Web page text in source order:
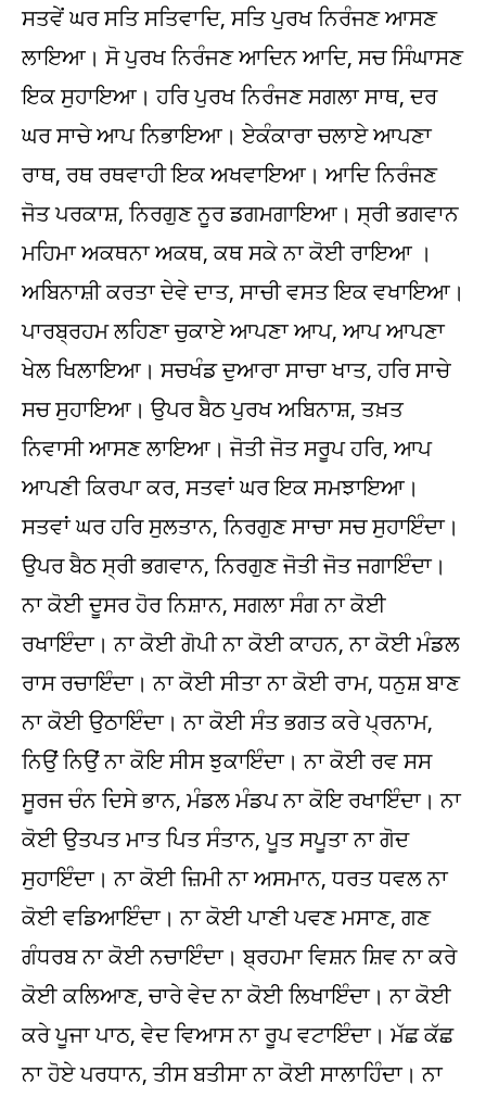
ਸਤਵੇਂ ਘਰ ਸਤਿ ਸਤਿਵਾਦਿ, ਸਤਿ ਪੁਰਖ ਨਿਰੰਜਣ ਆਸਣ
ਲਾਇਆ। ਸੋ ਪੁਰਖ ਨਿਰੰਜਣ ਆਦਿਨ ਆਦਿ, ਸਚ ਸਿੰਘਾਸਣ
ਇਕ ਸੁਹਾਇਆ। ਹਰਿ ਪੁਰਖ ਨਿਰੰਜਣ ਸਗਲਾ ਸਾਥ, ਦਰ
ਘਰ ਸਾਚੇ ਆਪ ਨਿਭਾਇਆ। ਏਕੰਕਾਰਾ ਚਲਾਏ ਆਪਣਾ
ਰਾਥ, ਰਥ ਰਥਵਾਹੀ ਇਕ ਅਖਵਾਇਆ। ਆਦਿ ਨਿਰੰਜਣ
ਜੋਤ ਪਰਕਾਸ਼, ਨਿਰਗੁਣ ਨੂਰ ਡਗਮਗਾਇਆ। ਸ੍ਰੀ ਭਗਵਾਨ
ਮਹਿਮਾ ਅਕਥਨਾ ਅਕਥ, ਕਥ ਸਕੇ ਨਾ ਕੋਈ ਰਾਇਆ ।
ਅਬਿਨਾਸ਼ੀ ਕਰਤਾ ਦੇਵੇ ਦਾਤ, ਸਾਚੀ ਵਸਤ ਇਕ ਵਖਾਇਆ।
ਪਾਰਬ੍ਰਹਮ ਲਹਿਣਾ ਚੁਕਾਏ ਆਪਣਾ ਆਪ, ਆਪ ਆਪਣਾ
ਖੇਲ ਖਿਲਾਇਆ। ਸਚਖੰਡ ਦੁਆਰਾ ਸਾਚਾ ਖਾਤ, ਹਰਿ ਸਾਚੇ
ਸਚ ਸੁਹਾਇਆ। ਉਪਰ ਬੈਠ ਪੁਰਖ ਅਬਿਨਾਸ਼, ਤਖ਼ਤ
ਨਿਵਾਸੀ ਆਸਣ ਲਾਇਆ। ਜੋਤੀ ਜੋਤ ਸਰੂਪ ਹਰਿ, ਆਪ
ਆਪਣੀ ਕਿਰਪਾ ਕਰ, ਸਤਵਾਂ ਘਰ ਇਕ ਸਮਝਾਇਆ।
ਸਤਵਾਂ ਘਰ ਹਰਿ ਸੁਲਤਾਨ, ਨਿਰਗੁਣ ਸਾਚਾ ਸਚ ਸੁਹਾਇੰਦਾ।
ਉਪਰ ਬੈਠ ਸ੍ਰੀ ਭਗਵਾਨ, ਨਿਰਗੁਣ ਜੋਤੀ ਜੋਤ ਜਗਾਇੰਦਾ।
ਨਾ ਕੋਈ ਦੂਸਰ ਹੋਰ ਨਿਸ਼ਾਨ, ਸਗਲਾ ਸੰਗ ਨਾ ਕੋਈ
ਰਖਾਇੰਦਾ। ਨਾ ਕੋਈ ਗੋਪੀ ਨਾ ਕੋਈ ਕਾਹਨ, ਨਾ ਕੋਈ ਮੰਡਲ
ਰਾਸ ਰਚਾਇੰਦਾ। ਨਾ ਕੋਈ ਸੀਤਾ ਨਾ ਕੋਈ ਰਾਮ, ਧਨੁਸ਼ ਬਾਣ
ਨਾ ਕੋਈ ਉਠਾਇੰਦਾ। ਨਾ ਕੋਈ ਸੰਤ ਭਗਤ ਕਰੇ ਪ੍ਰਨਾਮ,
ਨਿਉਂ ਨਿਉਂ ਨਾ ਕੋਇ ਸੀਸ ਝੁਕਾਇੰਦਾ। ਨਾ ਕੋਈ ਰਵ ਸਸ
ਸੂਰਜ ਚੰਨ ਦਿਸੇ ਭਾਨ, ਮੰਡਲ ਮੰਡਪ ਨਾ ਕੋਇ ਰਖਾਇੰਦਾ। ਨਾ
ਕੋਈ ਉਤਪਤ ਮਾਤ ਪਿਤ ਸੰਤਾਨ, ਪੂਤ ਸਪੂਤਾ ਨਾ ਗੋਦ
ਸੁਹਾਇੰਦਾ। ਨਾ ਕੋਈ ਜ਼ਿਮੀ ਨਾ ਅਸਮਾਨ, ਧਰਤ ਧਵਲ ਨਾ
ਕੋਈ ਵਡਿਆਇੰਦਾ। ਨਾ ਕੋਈ ਪਾਣੀ ਪਵਣ ਮਸਾਣ, ਗਣ
ਗੰਧਰਬ ਨਾ ਕੋਈ ਨਚਾਇੰਦਾ। ਬ੍ਰਹਮਾ ਵਿਸ਼ਨ ਸ਼ਿਵ ਨਾ ਕਰੇ
ਕੋਈ ਕਲਿਆਣ, ਚਾਰੇ ਵੇਦ ਨਾ ਕੋਈ ਲਿਖਾਇੰਦਾ। ਨਾ ਕੋਈ
ਕਰੇ ਪੂਜਾ ਪਾਠ, ਵੇਦ ਵਿਆਸ ਨਾ ਰੂਪ ਵਟਾਇੰਦਾ। ਮੱਛ ਕੱਛ
ਨਾ ਹੋਏ ਪਰਧਾਨ, ਤੀਸ ਬਤੀਸਾ ਨਾ ਕੋਈ ਸਾਲਾਹਿੰਦਾ। ਨਾ